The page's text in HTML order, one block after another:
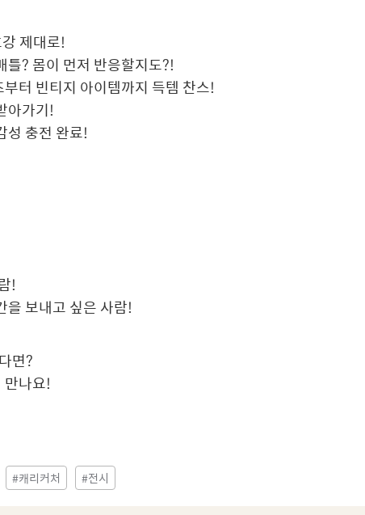
제대로!
? 몸이 먼저 반응할지도?!
터 빈티지 아이템까지 득템 찬스!
아가기!
성 충전 완료!
!
을 보내고 싶은 사람!
면?
만나요!
#캐리커처 #전시